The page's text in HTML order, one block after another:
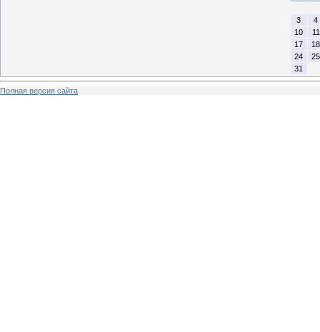
3
4
10
11
17
18
24
25
31
Полная версия сайта